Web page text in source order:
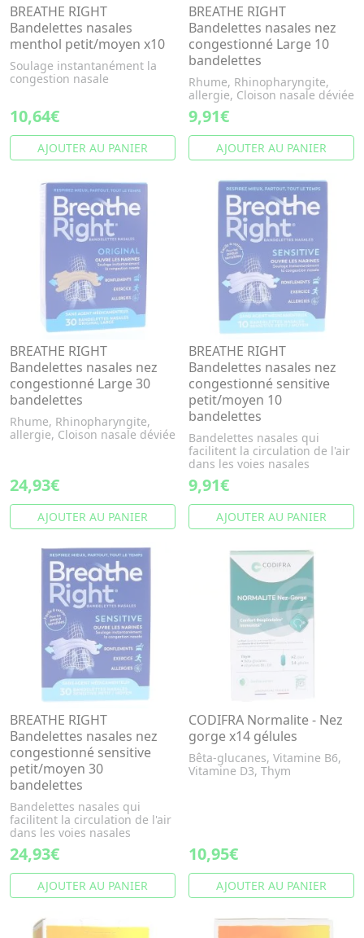
BREATHE RIGHT
Bandelettes nasales
menthol petit/moyen x10
Soulage instantanément la
congestion nasale
10,64€
AJOUTER AU PANIER
BREATHE RIGHT
Bandelettes nasales nez
congestionné Large 10
bandelettes
Rhume, Rhinopharyngite,
allergie, Cloison nasale déviée
9,91€
AJOUTER AU PANIER
BREATHE RIGHT
Bandelettes nasales nez
congestionné Large 30
bandelettes
Rhume, Rhinopharyngite,
allergie, Cloison nasale déviée
24,93€
AJOUTER AU PANIER
BREATHE RIGHT
Bandelettes nasales nez
congestionné sensitive
petit/moyen 10
bandelettes
Bandelettes nasales qui
facilitent la circulation de l'air
dans les voies nasales
9,91€
AJOUTER AU PANIER
BREATHE RIGHT
Bandelettes nasales nez
congestionné sensitive
petit/moyen 30
bandelettes
Bandelettes nasales qui
facilitent la circulation de l'air
dans les voies nasales
24,93€
AJOUTER AU PANIER
CODIFRA Normalite - Nez
gorge x14 gélules
Bêta-glucanes, Vitamine B6,
Vitamine D3, Thym
10,95€
AJOUTER AU PANIER